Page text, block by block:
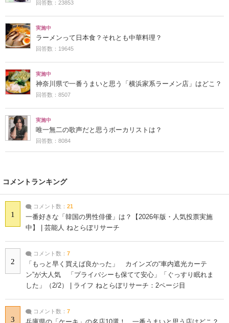
回答数：23853
実施中
ラーメンって日本食？それとも中華料理？
回答数：19645
実施中
神奈川県で一番うまいと思う「横浜家系ラーメン店」はどこ？
回答数：8507
実施中
唯一無二の歌声だと思うボーカリストは？
回答数：8084
コメントランキング
1
コメント数： 21
一番好きな「韓国の男性俳優」は？【2026年版・人気投票実施
中】 | 芸能人 ねとらぼリサーチ
2
コメント数： 7
「もっと早く買えば良かった」 カインズの“車内遮光カーテ
ン”が大人気 「プライバシーも保てて安心」「ぐっすり眠れま
した」（2/2） | ライフ ねとらぼリサーチ：2ページ目
3
コメント数： 7